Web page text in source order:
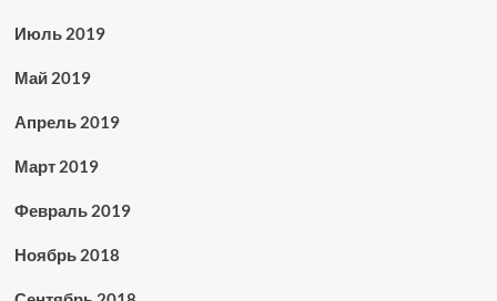
Июль 2019
Май 2019
Апрель 2019
Март 2019
Февраль 2019
Ноябрь 2018